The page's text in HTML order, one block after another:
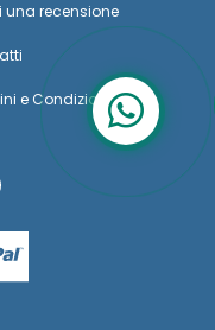
una recensione
e Condizioni